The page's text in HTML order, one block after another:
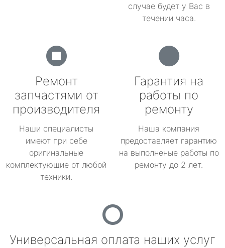
случае будет у Вас в
течении часа.
Ремонт
запчастями от
производителя
Наши специалисты
имеют при себе
оригинальные
комплектующие от любой
техники.
Гарантия на
работы по
ремонту
Наша компания
предоставляет гарантию
на выполненые работы по
ремонту до 2 лет.
Универсальная оплата наших услуг